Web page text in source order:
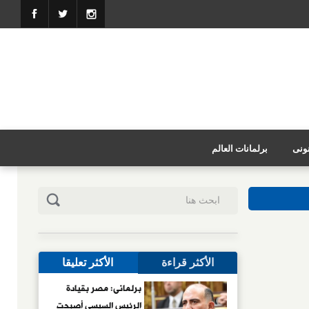
برلمانات العالم
الأكثر قراءة الأكثر تعليقا
برلمانى: مصر بقيادة